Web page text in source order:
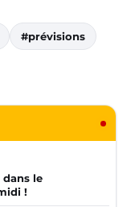
#prévisions
dans le
!